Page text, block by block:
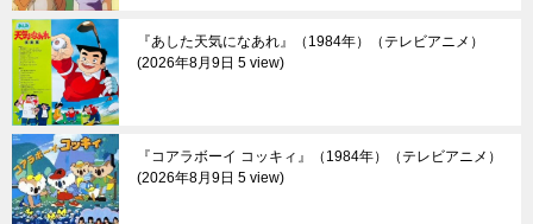
『あした天気になあれ』（1984年）（テレビアニメ）
2026年8月9日 5 view
『コアラボーイ コッキィ』（1984年）（テレビアニメ）
2026年8月9日 5 view